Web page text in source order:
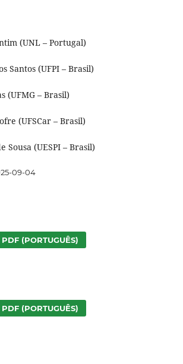
(UNL – Portugal)
Santos (UFPI – Brasil)
(UFMG – Brasil)
(UFSCar – Brasil)
Sousa (UESPI – Brasil)
09-04
(PORTUGUÊS)
(PORTUGUÊS)